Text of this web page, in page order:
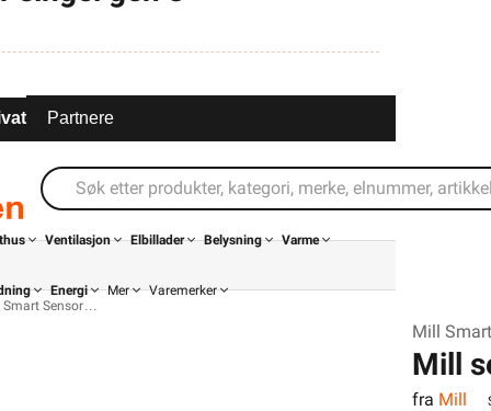
Partnere
Ventilasjon Elbillader Belysning Varme
Energi Mer
Varemerker
Smart Sensor
Mill
Mill
fra Mill